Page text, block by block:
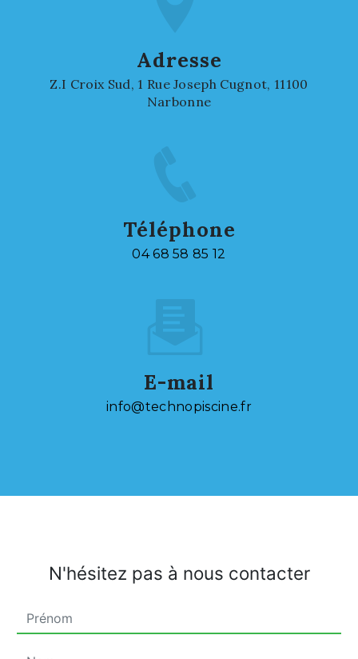
Adresse
Z.I Croix Sud, 1 Rue Joseph Cugnot, 11100
Narbonne
Téléphone
04 68 58 85 12
E-mail
info@technopiscine.fr
N'hésitez pas à nous contacter